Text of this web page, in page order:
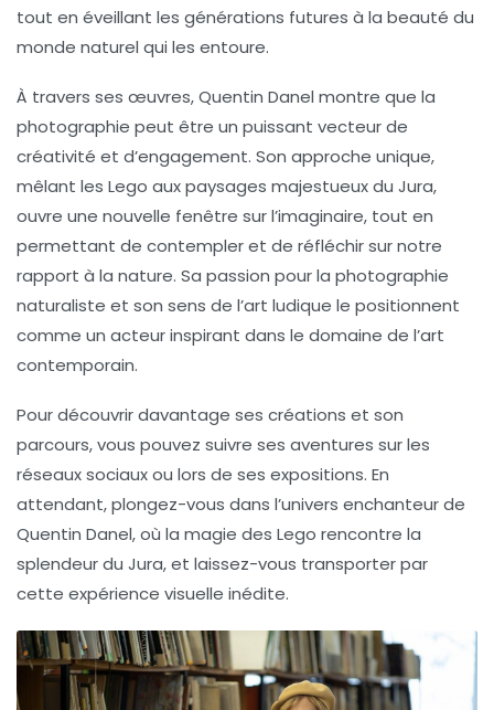
tout en éveillant les générations futures à la beauté du
monde naturel qui les entoure.
À travers ses œuvres,Quentin Danel montre que la
photographie peut être un puissant vecteur de
créativité et d’engagement. Son approche unique,
mêlant les Lego aux paysages majestueux du Jura,
ouvre une nouvelle fenêtre sur l’imaginaire, tout en
permettant de contempler et de réfléchir sur notre
rapport à la nature. Sa passion pour la photographie
naturaliste et son sens de l’art ludique le positionnent
comme un acteur inspirant dans le domaine de l’art
contemporain.
Pour découvrir davantage ses créations et son
parcours, vous pouvez suivre ses aventures sur les
réseaux sociaux ou lors de ses expositions. En
attendant, plongez-vous dans l’univers enchanteur de
Quentin Danel, où la magie des Lego rencontre la
splendeur du Jura, et laissez-vous transporter par
cette expérience visuelle inédite.